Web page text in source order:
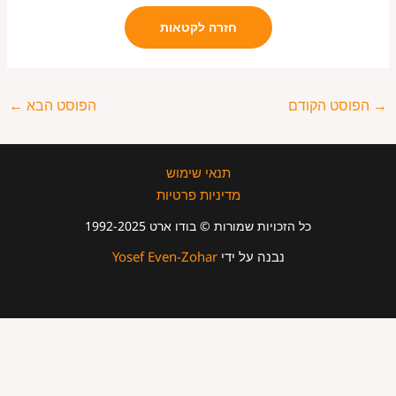
חזרה לקטאות
→ הפוסט הקודם הפוסט הבא ←
תנאי שימוש
מדיניות פרטיות
כל הזכויות שמורות © בודו ארט 1992-2025
נבנה על ידיYosef Even-Zohar